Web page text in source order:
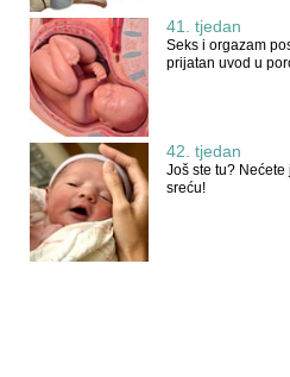
41. tjedan
Seks i orgazam
prijatan uvod u
42. tjedan
Još ste tu?
sreću!